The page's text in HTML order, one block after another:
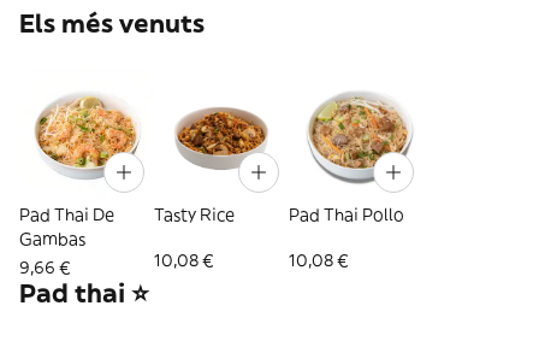
Els més venuts
Pad Thai De
Gambas
9,66 €
Tasty Rice
10,08 €
Pad Thai Pollo
10,08 €
Pad thai ⭐